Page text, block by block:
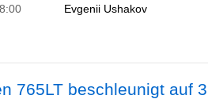
Evgenii Ushakov
765LT beschleunigt auf